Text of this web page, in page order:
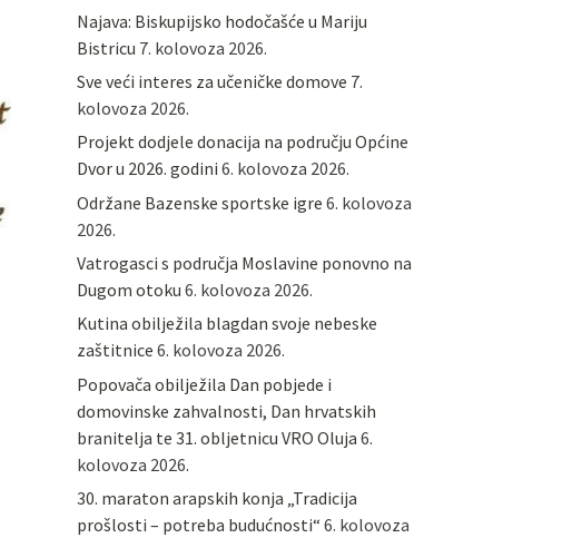
Najava: Biskupijsko hodočašće u Mariju
Bistricu 7. kolovoza 2026.
Sve veći interes za učeničke domove 7.
kolovoza 2026.
Projekt dodjele donacija na području Općine
Dvor u 2026. godini 6. kolovoza 2026.
Održane Bazenske sportske igre 6. kolovoza
2026.
Vatrogasci s područja Moslavine ponovno na
Dugom otoku 6. kolovoza 2026.
Kutina obilježila blagdan svoje nebeske
zaštitnice 6. kolovoza 2026.
Popovača obilježila Dan pobjede i
domovinske zahvalnosti, Dan hrvatskih
branitelja te 31. obljetnicu VRO Oluja 6.
kolovoza 2026.
30. maraton arapskih konja „Tradicija
prošlosti – potreba budućnosti“ 6. kolovoza